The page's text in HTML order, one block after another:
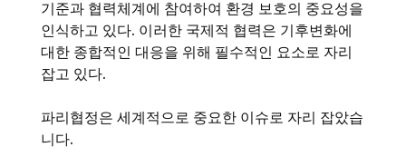
기준과 협력체계에 참여하여 환경 보호의 중요성을
인식하고 있다. 이러한 국제적 협력은 기후변화에
대한 종합적인 대응을 위해 필수적인 요소로 자리
잡고 있다.
파리협정은 세계적으로 중요한 이슈로 자리 잡았습
니다.